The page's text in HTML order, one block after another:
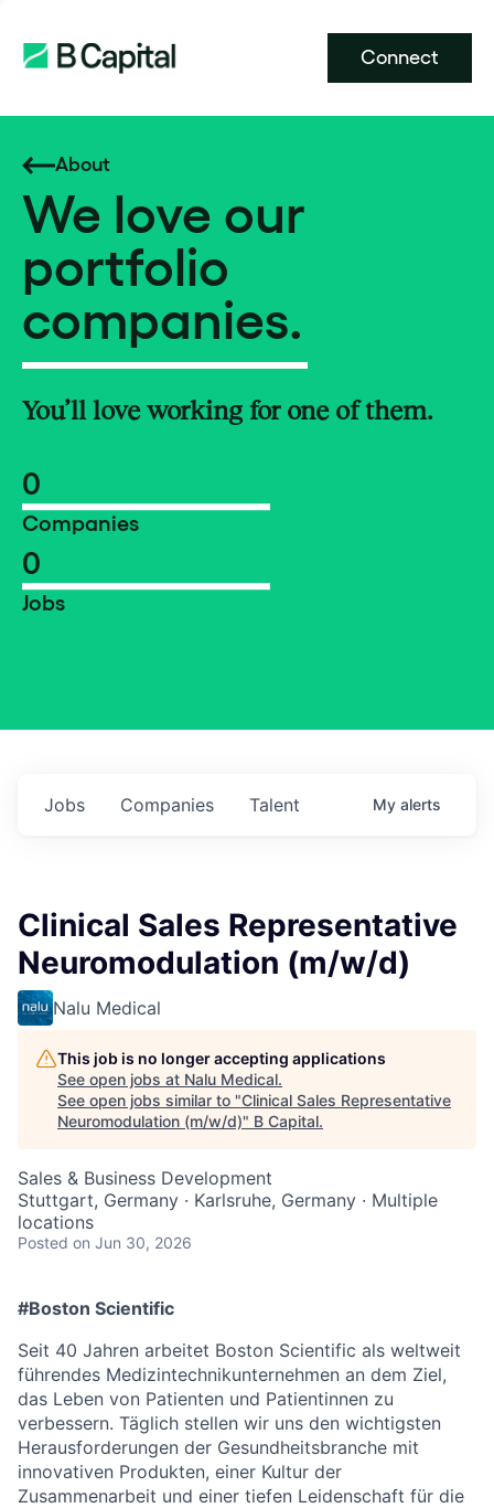
Connect
About
We love our
portfolio
companies.
You’ll love working for one of them.
0
Companies
0
Jobs
Jobs Companies Talent My alerts
Clinical Sales Representative
Neuromodulation (m/w/d)
Nalu Medical
This job is no longer accepting applications
See open jobs at Nalu Medical.
See open jobs similar to "Clinical Sales Representative
Neuromodulation (m/w/d)" B Capital.
Sales & Business Development
Stuttgart, Germany · Karlsruhe, Germany · Multiple
locations
Posted on Jun 30, 2026
#Boston Scientific
Seit 40 Jahren arbeitet Boston Scientific als weltweit
führendes Medizintechnikunternehmen an dem Ziel,
das Leben von Patienten und Patientinnen zu
verbessern. Täglich stellen wir uns den wichtigsten
Herausforderungen der Gesundheitsbranche mit
innovativen Produkten, einer Kultur der
Zusammenarbeit und einer tiefen Leidenschaft für die